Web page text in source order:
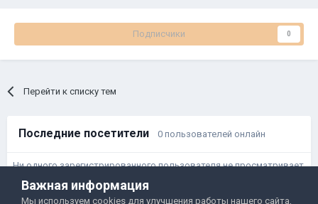
Подписчики 0
Перейти к списку тем
Последние посетители 0 пользователей онлайн
Ни одного зарегистрированного пользователя не просматривает
данную страницу
Важная информация
Мы используем cookies для улучшения работы нашего сайта,